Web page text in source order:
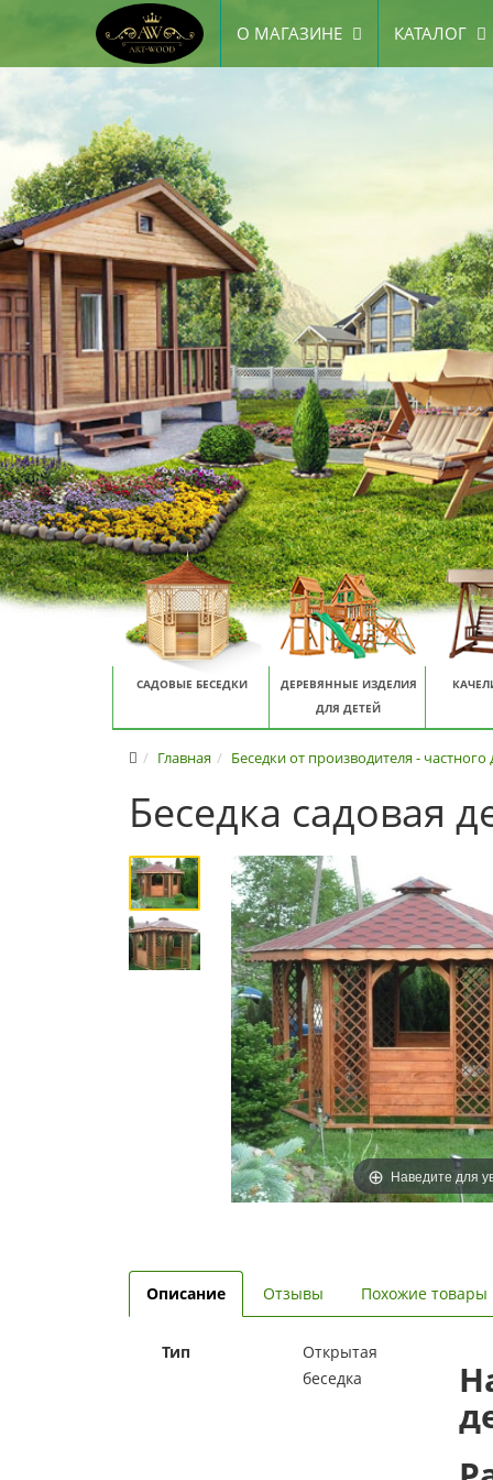
О МАГАЗИНЕ КАТАЛОГ
САДОВЫЕ БЕСЕДКИ
ДЕРЕВЯННЫЕ ИЗДЕЛИЯ
ДЛЯ ДЕТЕЙ
Главная Беседки от производителя -
Беседка садовая
Наведите для
Описание Отзывы Похожие товары
Тип
Открытая
беседка